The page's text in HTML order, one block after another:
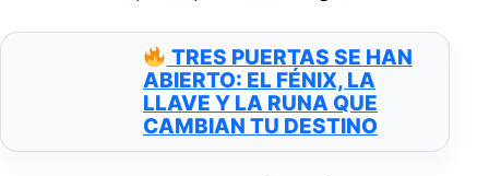
TRES PUERTAS SE HAN
ABIERTO: EL FÉNIX, LA
LLAVE Y LA RUNA QUE
CAMBIAN TU DESTINO